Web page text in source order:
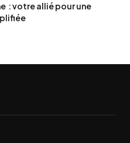
: votre allié pour une